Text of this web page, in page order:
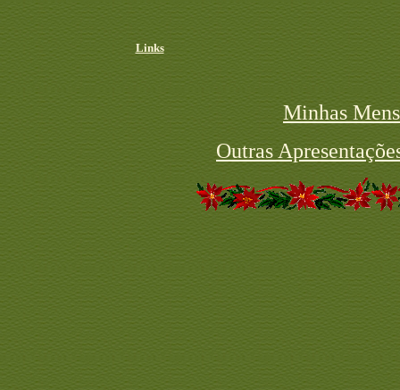
Links
Minhas
Outras